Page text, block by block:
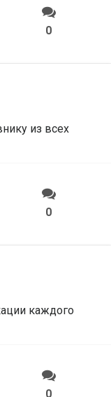
0
из всех
0
каждого
0